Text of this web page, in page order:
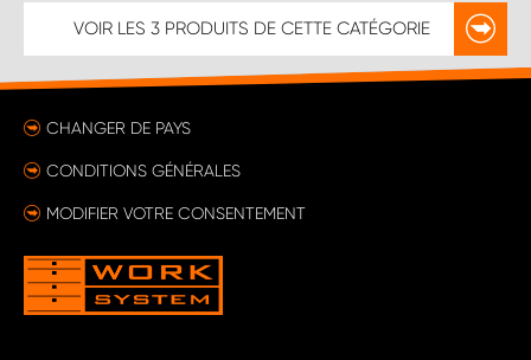
VOIR LES 3 PRODUITS DE CETTE CATÉGORIE
CHANGER DE PAYS
CONDITIONS GÉNÉRALES
MODIFIER VOTRE CONSENTEMENT